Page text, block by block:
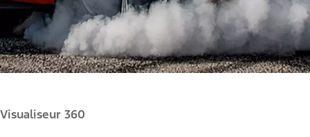
Visualiseur 360